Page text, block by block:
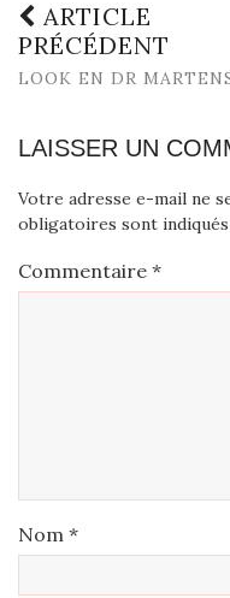
ARTICLE
PRÉCÉDENT
LOOK EN DR
LAISSER UN
Votre adresse e-mail ne
obligatoires sont indiqués
Commentaire *
Nom *